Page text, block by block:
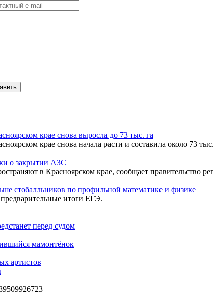
крае снова выросла до 73 тыс. га
крае снова начала расти и составила около 73 тыс.
о закрытии АЗС
в Красноярском крае, сообщает правительство
стобалльников по профильной математике и физике
итоги ЕГЭ.
перед судом
мамонтёнок
артистов